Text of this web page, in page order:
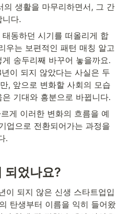
생활을 마무리하면서, 그 간
다.
동하던 시기를 떠올리게 합
우는 보편적인 패턴 매칭 알고
송두리째 바꾸어 놓을까요.
이 되지 않았다는 사실은 두
, 앞으로 변화할 사회의 모습
기대와 흥분으로 바뀝니다.
게 이러한 변화의 흐름을 예
업으로 전환되어가는 과정을
.
되었나요?
이 되지 않은 신생 스타트업입
탄생부터 이름을 익히 들어왔